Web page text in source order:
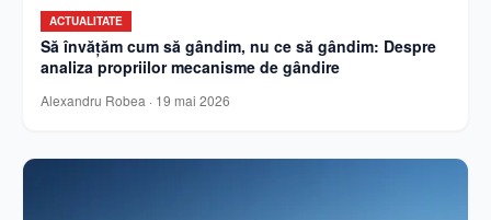
ACTUALITATE
Să învățăm cum să gândim, nu ce să gândim: Despre
analiza propriilor mecanisme de gândire
Alexandru Robea · 19 mai 2026